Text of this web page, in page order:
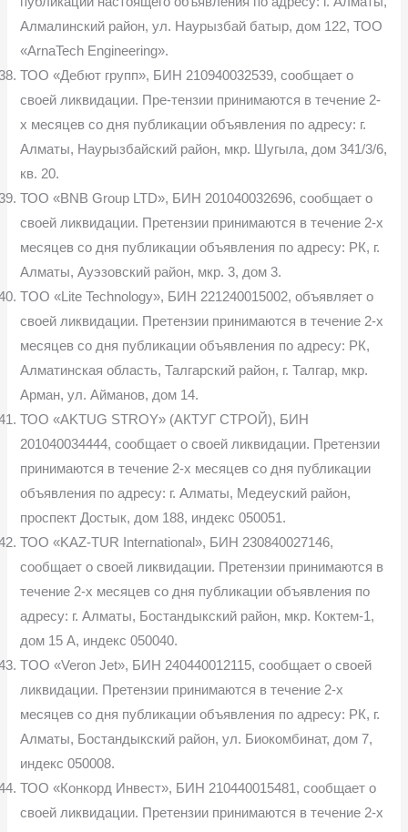
Алмалинский район, ул. Наурызбай батыр, дом 122, ТОО
«ArnaTech Engineering».
ТОО «Дебют групп», БИН 210940032539, сообщает о
своей ликвидации. Пре-тензии принимаются в течение 2-
х месяцев со дня публикации объявления по адресу: г.
Алматы, Наурызбайский район, мкр. Шугыла, дом 341/3/6,
кв. 20.
ТОО «ВNB Group LTD», БИН 201040032696, сообщает о
своей ликвидации. Претензии принимаются в течение 2-х
месяцев со дня публикации объявления по адресу: РК, г.
Алматы, Ауэзовский район, мкр. 3, дом 3.
TOO «Lite Technology», БИН 221240015002, объявляет о
своей ликвидации. Претензии принимаются в течение 2-х
месяцев со дня публикации объявления по адресу: РК,
Алматинская область, Талгарский район, г. Талгар, мкр.
Арман, ул. Айманов, дом 14.
ТОО «AKTUG STROY» (АКТУГ СТРОЙ), БИН
201040034444, сообщает о своей ликвидации. Претензии
принимаются в течение 2-х месяцев со дня публикации
объявления по адресу: г. Алматы, Медеуский район,
проспект Достык, дом 188, индекс 050051.
ТОО «KAZ-TUR International», БИН 230840027146,
сообщает о своей ликвидации. Претензии принимаются в
течение 2-х месяцев со дня публикации объявления по
адресу: г. Алматы, Бостандыкский район, мкр. Коктем-1,
дом 15 А, индекс 050040.
TOO «Veron Jet», БИН 240440012115, сообщает о своей
ликвидации. Претензии принимаются в течение 2-х
месяцев со дня публикации объявления по адресу: РК, г.
Алматы, Бостандыкский район, ул. Биокомбинат, дом 7,
индекс 050008.
ТОО «Конкорд Инвест», БИН 210440015481, сообщает о
своей ликвидации. Претензии принимаются в течение 2-х